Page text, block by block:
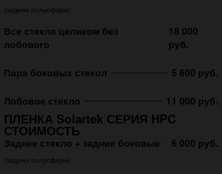
(задняя полусфера)
Все стекла целиком без
лобового
18 000
руб.
Пара боковых стекол 5 600 руб.
Лобовое стекло 11 000 руб.
ПЛЕНКА Solartek СЕРИЯ HPC
СТОИМОСТЬ
Заднее стекло + задние боковые 6 000 руб.
(задняя полусфера)